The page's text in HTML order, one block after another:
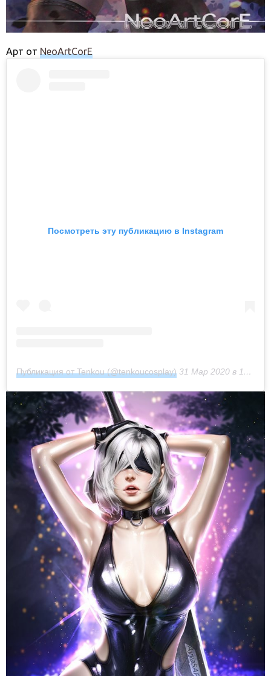
Арт от NeoArtCorE
Посмотреть эту публикацию в Instagram
Публикация от Tenkou (@tenkoucosplay) 31 Мар 2020 в 11:52 PDT